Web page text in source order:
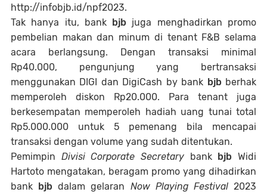
http://infobjb.id/npf2023.
Tak hanya itu, bankbjb juga menghadirkan promo
pembelian makan dan minum di tenant F&B selama
acara berlangsung. Dengan transaksi minimal
Rp40.000, pengunjung yang bertransaksi
menggunakan DIGI dan DigiCash by bank bjb berhak
memperoleh diskon Rp20.000. Para tenant juga
berkesempatan memperoleh hadiah uang tunai total
Rp5.000.000 untuk 5 pemenang bila mencapai
transaksi dengan volume yang sudah ditentukan.
Pemimpin Divisi Corporate Secretary bankbjbWidi
Hartoto mengatakan, beragam promo yang dihadirkan
bank
bjbdalam gelaran Now Playing Festival2023